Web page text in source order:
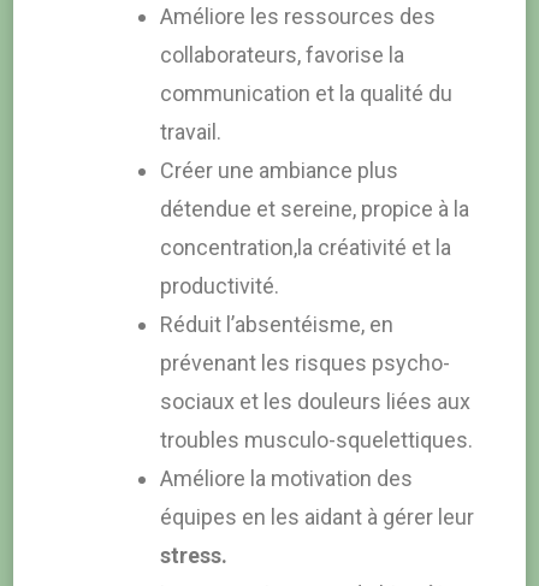
Améliore les ressources des
collaborateurs, favorise la
communication et la qualité du
travail.
Créer une ambiance plus
détendue et sereine, propice à la
concentration,la créativité et la
productivité.
Réduit l’absentéisme, en
prévenant les risques psycho-
sociaux et les douleurs liées aux
troubles musculo-squelettiques.
Améliore la motivation des
équipes en les aidant à gérer leur
stress.